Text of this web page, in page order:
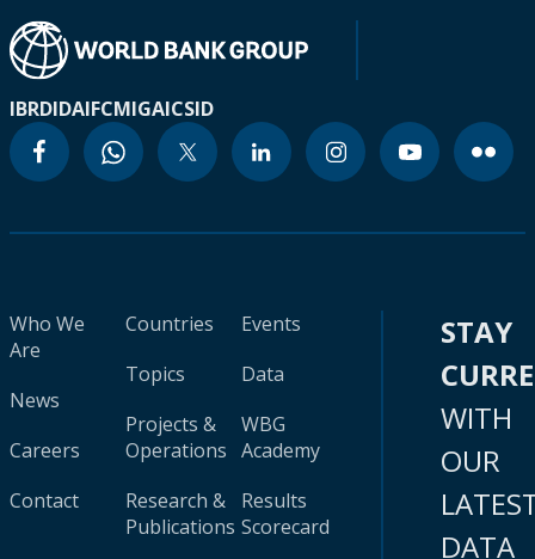
IBRDIDAIFCMIGAICSID
Who We
Are
News
Careers
Contact
Countries
Topics
Projects &
Operations
Research &
Publications
Events
Data
WBG
Academy
Results
Scorecard
STAY
WITH
OUR
DATA